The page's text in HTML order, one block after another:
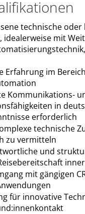
technische
idealerweise mit
Erfahrung im Bereich
Kommunikations-
in
erforderlich
technische
zu vermitteln
und
mit gängigen
für innovative